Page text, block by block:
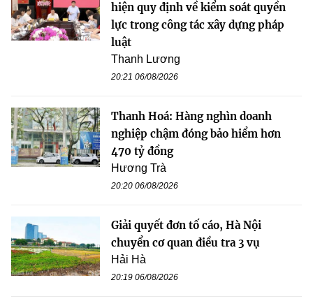
hiện quy định về kiểm soát quyền
lực trong công tác xây dựng pháp
luật
Thanh Lương
20:21 06/08/2026
Thanh Hoá: Hàng nghìn doanh
nghiệp chậm đóng bảo hiểm hơn
470 tỷ đồng
Hương Trà
20:20 06/08/2026
Giải quyết đơn tố cáo, Hà Nội
chuyển cơ quan điều tra 3 vụ
Hải Hà
20:19 06/08/2026